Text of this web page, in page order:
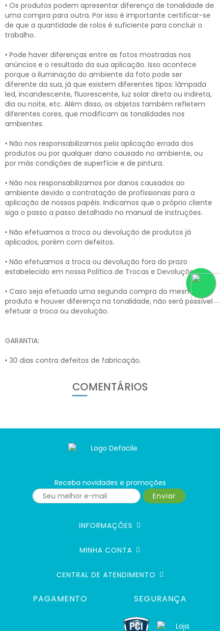
• Os produtos podem apresentar diferença de tonalidade de
uma compra para outra. Por isso é importante certificar-se
de que a quantidade de rolos é suficiente para concluir o
trabalho.
• Pode haver diferenças entre as fotos mostradas nos
anúncios e o resultado da sua aplicação. Isso acontece
porque a iluminação do ambiente da foto pode ser
diferente da sua, já que existem diferentes tipos: lâmpada
led, incandescente, fluorescente, luz solar direta ou indireta,
dia ou noite, etc. Além disso, os objetos também refletem
diferentes cores, que modificam as tonalidades nos
ambientes.
• Não nos responsabilizamos pela aplicação errada dos
produtos ou por qualquer dano causado no ambiente, ou
por más condições de superfície e de pintura.
• Não nos responsabilizamos por danos causados ao
ambiente devido a contratação de profissionais para a
aplicação de nossos papéis. Indicamos que o próprio cliente
siga o passo a passo detalhado no manual de instruções.
• Não efetuamos a troca ou devolução de produtos já
aplicados, porém com defeitos.
• Não efetuamos a troca ou devolução fora do prazo
estabelecido em nossa Política de Trocas e Devoluções.
• Caso seja efetuada uma segunda compra do mesmo
produto e houver diferença na tonalidade, não será possível
efetuar a troca ou devolução.
GARANTIA:
• 30 dias contra defeitos de fabricação.
COMENTÁRIOS
Receba novidades e promoções
Enviar
INFORMAÇÕES
MINHA CONTA
CENTRAL DE ATENDIMENTO
PAGAMENTO SEGURANÇA